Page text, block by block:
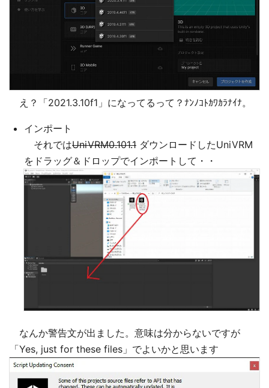
え？「2021.3.10f1」になってるって？ﾅﾝﾉｺﾄｶﾜｶﾗﾅｲﾅ。
インポート
それではUniVRM0.101.1 ダウンロードしたUniVRM
をドラッグ＆ドロップでインポートして・・
なんか警告文が出ました。意味は分からないですが
「Yes, just for these files」でよいかと思います